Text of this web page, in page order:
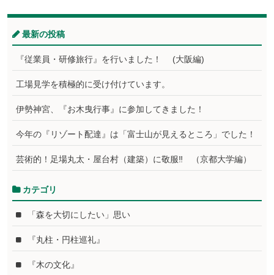
最新の投稿
『従業員・研修旅行』を行いました！ (大阪編)
工場見学を積極的に受け付けています。
伊勢神宮、『お木曳行事』に参加してきました！
今年の『リゾート配達』は「富士山が見えるところ」でした！
芸術的！足場丸太・屋台村（建築）に敬服‼ （京都大学編）
カテゴリ
「森を大切にしたい」思い
『丸柱・円柱巡礼』
『木の文化』